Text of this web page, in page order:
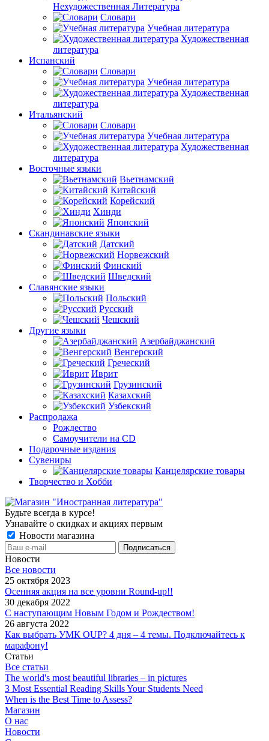
Нехудожественная Литература
Словари
Учебная литература
Художественная
литература
Испанский
Словари
Учебная литература
Художественная
литература
Итальянский
Словари
Учебная литература
Художественная
литература
Восточные языки
Вьетнамский
Китайский
Корейский
Хинди
Японский
Скандинавские языки
Датский
Норвежский
Финский
Шведский
Славянские языки
Польский
Русский
Чешский
Другие языки
Азербайджанский
Венгерский
Греческий
Иврит
Грузинский
Казахский
Узбекский
Распродажа
Рождество
Самоучители на CD
Подарочные издания
Сувениры
Канцелярские товары
Творчество и Хобби
Будьте всегда в курсе!
Узнавайте о скидках и акциях первым
Новости магазина
Новости
Все новости
25 октября 2023
Осенняя акция на все уровни Round-up!!
30 декабря 2022
С наступающим Новым Годом и Рождеством!
26 августа 2022
Как выбрать УМК OUP? 4 дня – 4 темы. Подключайтесь к
марафону!
Статьи
Все статьи
The world's most beautiful libraries – in pictures
3 Most Essential Reading Skills Your Students Need
When is the Best Time to Assess?
Магазин
О нас
Новости